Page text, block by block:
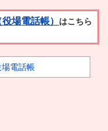
場電話帳） はこちら
場電話帳